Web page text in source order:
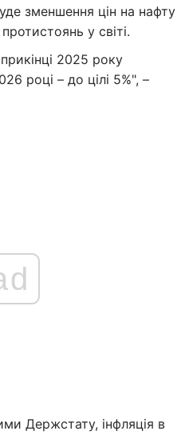
зменшення цін на нафту
у світі.
2025 року
році – до цілі 5%", –
Держстату, інфляція в